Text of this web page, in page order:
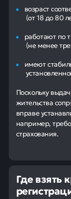
возраст
(от 18 до 80
работают по
(не менее
имеют
Поскольку
жительства
вправе
например,
страхования.
Где взять